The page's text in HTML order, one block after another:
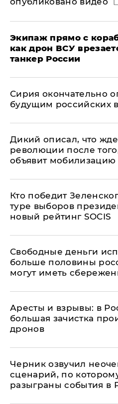
Экипаж прямо с
как дрон ВСУ
танкер России
Сирия окончательно
будущим российских
Дикий описал, что
революции после
объявит мобилизацию
Кто победит
туре выборов
новый рейтинг SOCIS
Свободные деньги
больше половины
могут иметь
Аресты и взрывы: в
большая зачистка
дронов
Черник озвучил
сценарий, по
разыграны события в